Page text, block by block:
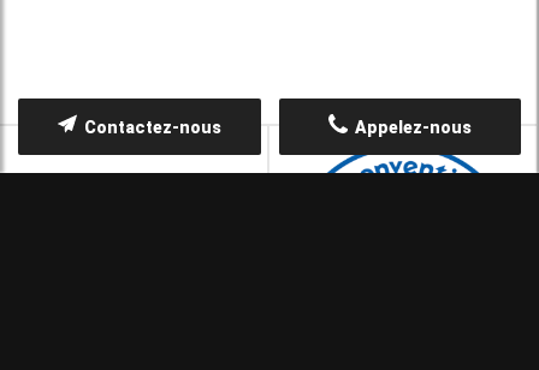
Appelez-nous
Contactez-nous